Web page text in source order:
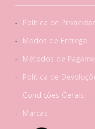
-
Política de
-
Modos de Entrega
-
Métodos de
-
Política de
-
Condições Gerais
-
Marcas